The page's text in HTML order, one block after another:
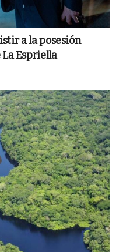
a la posesión
Espriella